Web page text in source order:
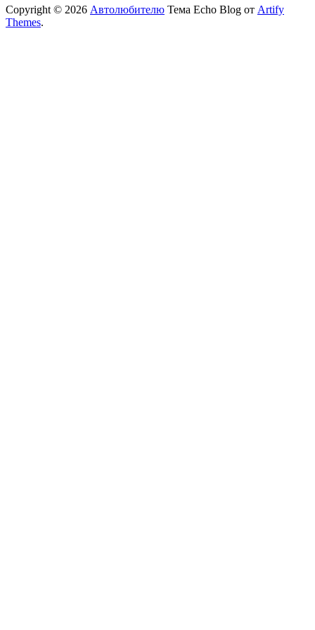
Copyright © 2026 Автолюбителю Тема Echo Blog от Artify
Themes.